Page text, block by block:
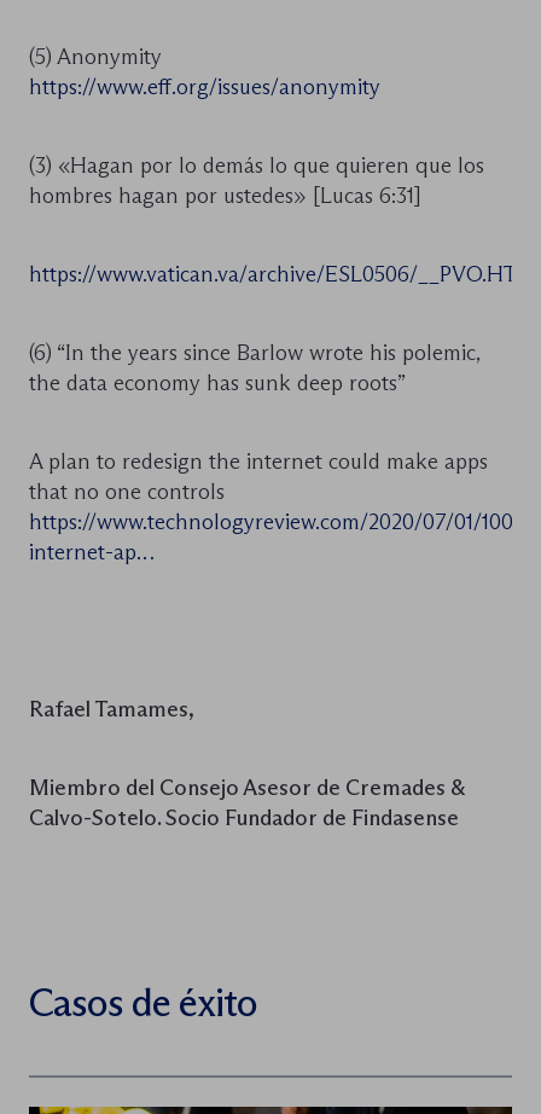
(5) Anonymity
https://www.eff.org/issues/anonymity
(3) «Hagan por lo demás lo que quieren que los
hombres hagan por ustedes» [Lucas 6:31]
https://www.vatican.va/archive/ESL0506/__PVO.HTM
(6) “In the years since Barlow wrote his polemic,
the data economy has sunk deep roots”
A plan to redesign the internet could make apps
that no one controls
https://www.technologyreview.com/2020/07/01/
internet-ap…
Rafael Tamames,
Miembro del Consejo Asesor de Cremades &
Calvo-Sotelo. Socio Fundador de Findasense
Casos de éxito